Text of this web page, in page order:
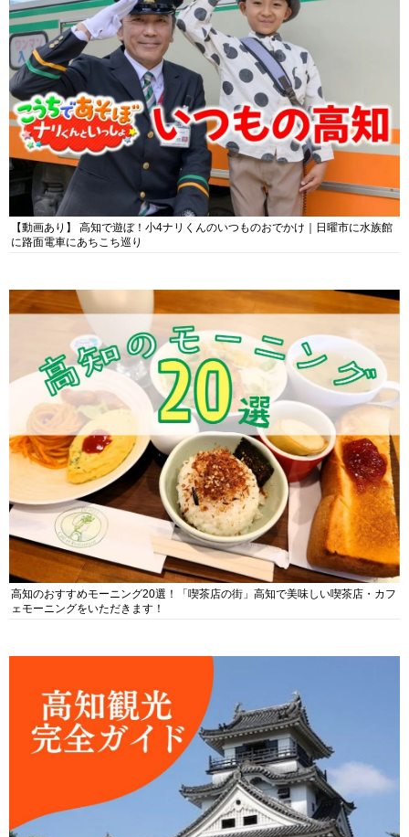
【動画あり】 高知で遊ぼ！小4ナリくんのいつものおでかけ｜日曜市に水族館
に路面電車にあちこち巡り
高知のおすすめモーニング20選！「喫茶店の街」高知で美味しい喫茶店・カフ
ェモーニングをいただきます！